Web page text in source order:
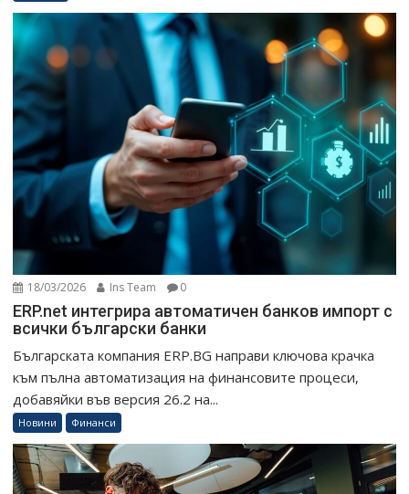
18/03/2026 Ins Team 0
ERP.net интегрира автоматичен банков импорт с
всички български банки
Българската компания ERP.BG направи ключова крачка
към пълна автоматизация на финансовите процеси,
добавяйки във версия 26.2 на...
Новини Финанси